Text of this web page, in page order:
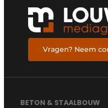
Vragen? Neem
BETON & STAALBOUW